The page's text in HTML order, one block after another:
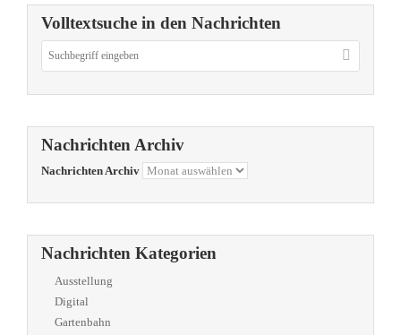
Volltextsuche in den Nachrichten
Nachrichten Archiv
Nachrichten Archiv
Nachrichten Kategorien
Ausstellung
Digital
Gartenbahn